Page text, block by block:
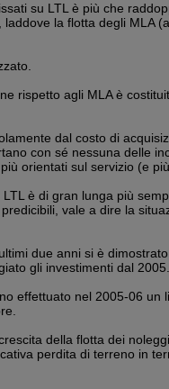
su LTL è più che
la flotta degli MLA
rispetto agli MLA è
dal costo di
con sé nessuna delle
orientati sul servizio (e
è di gran lunga più
vale a dire la
due anni si è
gli investimenti dal 2005.
effettuato nel 2005-06 un
della flotta dei
perdita di terreno in